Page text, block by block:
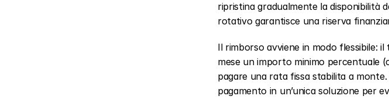
ripristina gradualmente la disponibilità
rotativo garantisce una riserva
Il rimborso avviene in modo flessibile:
mese un importo minimo percentuale
pagare una rata fissa stabilita a
pagamento in un’unica soluzione per